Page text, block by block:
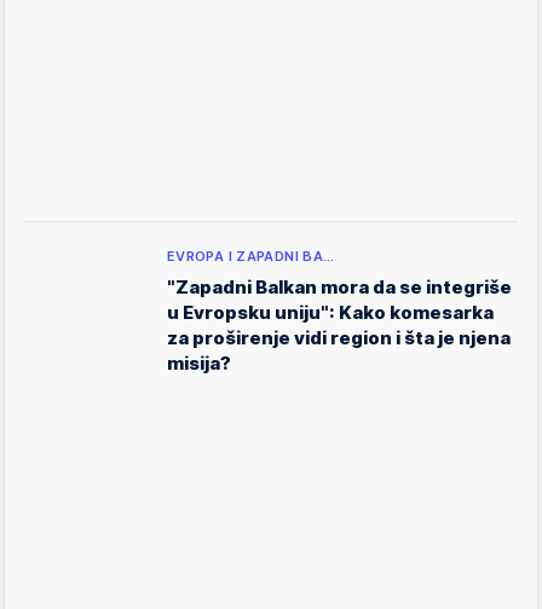
EVROPA I ZAPADNI BA…
"Zapadni Balkan mora da se integriše
u Evropsku uniju": Kako komesarka
za proširenje vidi region i šta je njena
misija?